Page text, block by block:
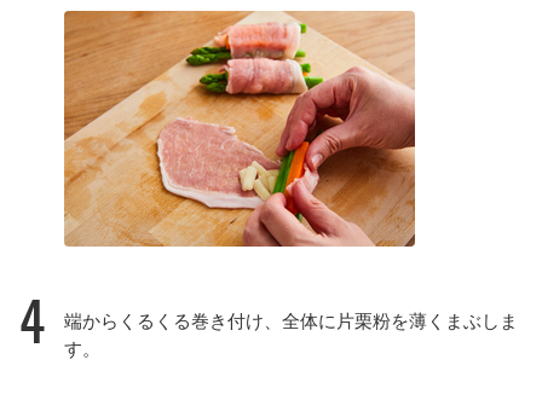
4
端からくるくる巻き付け、全体に片栗粉を薄くまぶしま
す。